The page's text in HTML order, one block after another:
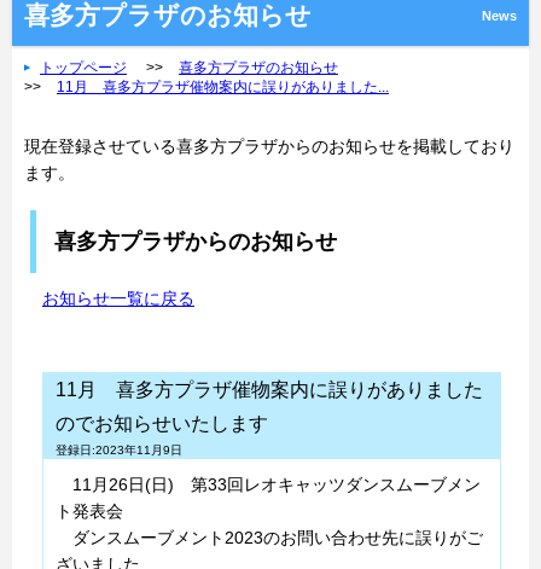
喜多方プラザのお知らせ News
トップページ
喜多方プラザのお知らせ
11月 喜多方プラザ催物案内に誤りがありました...
現在登録させている喜多方プラザからのお知らせを掲載しており
ます。
喜多方プラザからのお知らせ
お知らせ一覧に戻る
11月 喜多方プラザ催物案内に誤りがありました
のでお知らせいたします
登録日:2023年11月9日
11月26日(日) 第33回レオキャッツダンスムーブメン
ト発表会
ダンスムーブメント2023のお問い合わせ先に誤りがご
ざいました